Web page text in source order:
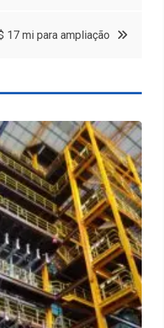
17 mi para ampliação